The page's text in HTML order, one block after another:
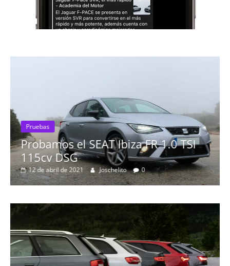
Pruebas
Probamos el SEAT Ibiza FR 1.0 TSI
115cv DSG
12 de abril de 2021 Joschelito 0